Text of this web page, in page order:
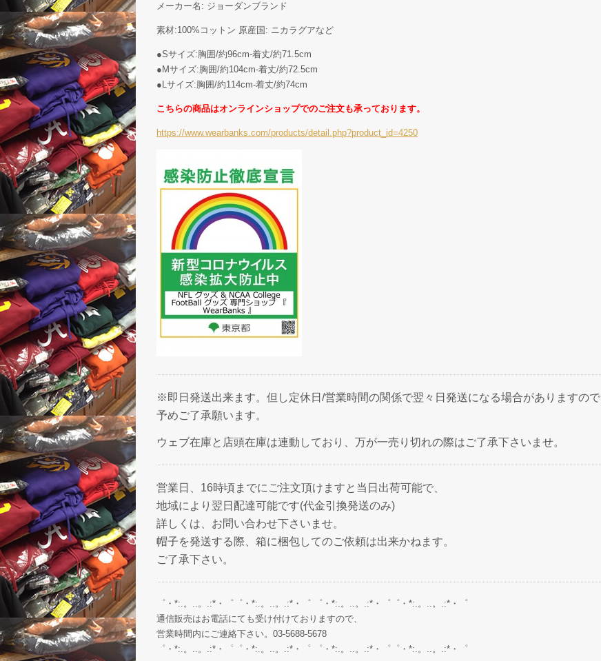
メーカー名: ジョーダンブランド
素材:100%コットン 原産国: ニカラグアなど
●Sサイズ:胸囲/約96cm-着丈/約71.5cm
●Mサイズ:胸囲/約104cm-着丈/約72.5cm
●Lサイズ:胸囲/約114cm-着丈/約74cm
こちらの商品はオンラインショップでのご注文も承っております。
https://www.wearbanks.com/products/detail.php?product_id=4250
※即日発送出来ます。但し定休日/営業時間の関係で翌々日発送になる場合がありますので
予めご了承願います。
ウェブ在庫と店頭在庫は連動しており、万が一売り切れの際はご了承下さいませ。
営業日、16時頃までにご注文頂けますと当日出荷可能で、
地域により翌日配達可能です(代金引換発送のみ)
詳しくは、お問い合わせ下さいませ。
帽子を発送する際、箱に梱包してのご依頼は出来かねます。
ご了承下さい。
゜・*:.。..。.:*・゜゜・*:.。..。.:*・゜ ゜・*:.。..。.:*・゜゜・*:.。..。.:*・゜
通信販売はお電話にても受け付けておりますので、
営業時間内にご連絡下さい。03-5688-5678
゜・*:.。..。.:*・゜゜・*:.。..。.:*・゜ ゜・*:.。..。.:*・゜゜・*:.。..。.:*・゜